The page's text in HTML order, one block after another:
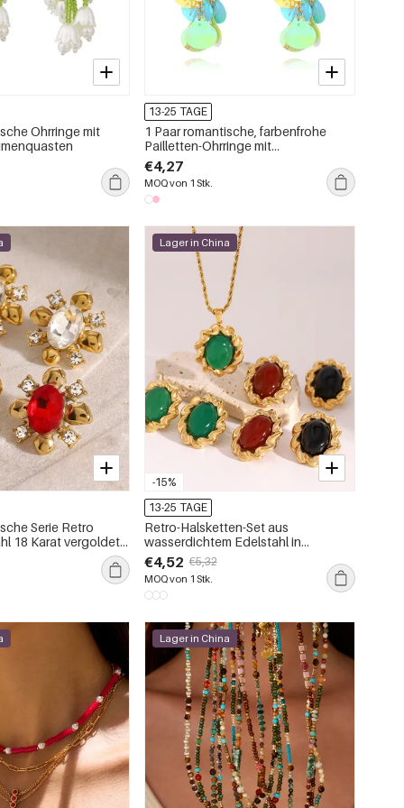
Ohrringe mit
13-25 TAGE
1 Paar romantische, farbenfrohe
Pailletten-Ohrringe mit
Blumenmuster
€4,27
MOQ von 1 Stk.
Serie Retro
18 Karat vergoldet
-15%
Lager in China
13-25 TAGE
Retro-Halsketten-Set aus
wasserdichtem Edelstahl in
Goldfarbe
€4,52 €5,32
MOQ von 1 Stk.
Lager in China